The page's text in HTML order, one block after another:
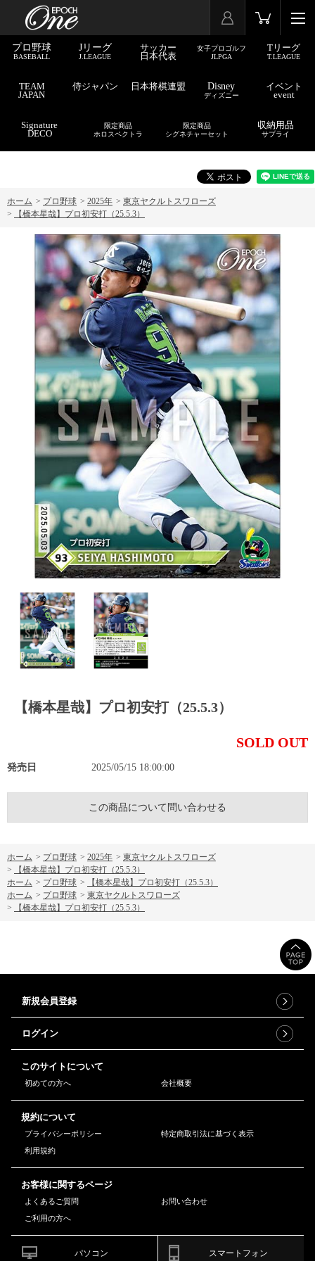
プロ野球
BASEBALL
Jリーグ
J.LEAGUE
サッカー
日本代表
女子プロゴルフ
JLPGA
Tリーグ
T.LEAGUE
TEAM
JAPAN
侍ジャパン 日本将棋連盟 Disney
ディズニー
イベント
event
Signature
DECO
限定商品
ホロスペクトラ
限定商品
シグネチャーセット
収納用品
サプライ
ホーム > プロ野球 > 2025年 > 東京ヤクルトスワローズ
>
【橋本星哉】プロ初安打（25.5.3）
【橋本星哉】プロ初安打（25.5.3）
SOLD OUT
発売日 2025/05/15 18:00:00
この商品について問い合わせる
ホーム > プロ野球 > 2025年 > 東京ヤクルトスワローズ
>
【橋本星哉】プロ初安打（25.5.3）
ホーム > プロ野球 >
【橋本星哉】プロ初安打（25.5.3）
ホーム > プロ野球 > 東京ヤクルトスワローズ
>
【橋本星哉】プロ初安打（25.5.3）
新規会員登録
ログイン
このサイトについて
初めての方へ 会社概要
規約について
プライバシーポリシー
特定商取引法に基づく表示
利用規約
お客様に関するページ
よくあるご質問
お問い合わせ
ご利用の方へ
パソコン スマートフォン